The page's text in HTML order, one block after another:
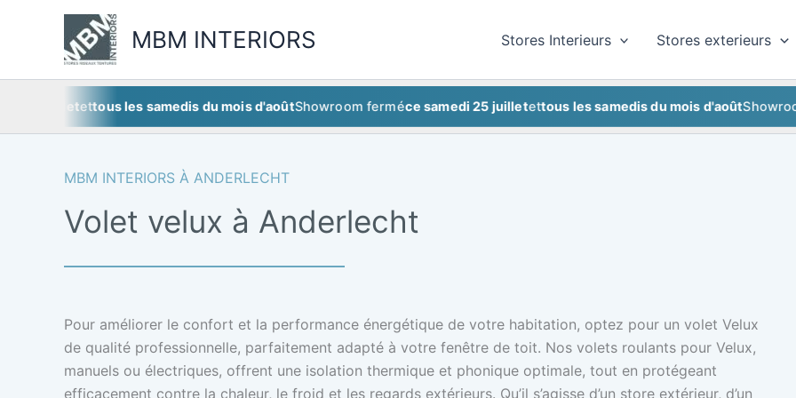
MBM INTERIORS Stores Interieurs Stores exterieurs
tous les samedis du mois d'aoûtShowroom ferméce samedi 25 juilletettous les samedis du mois d'aoûtShowroom
MBM INTERIORS À ANDERLECHT
Volet velux à Anderlecht
Pour améliorer le confort et la performance énergétique de votre habitation, optez pour un volet Velux
de qualité professionnelle, parfaitement adapté à votre fenêtre de toit. Nos volets roulants pour Velux,
manuels ou électriques, offrent une isolation thermique et phonique optimale, tout en protégeant
efficacement contre la chaleur, le froid et les regards extérieurs. Qu’il s’agisse d’un store extérieur, d’un